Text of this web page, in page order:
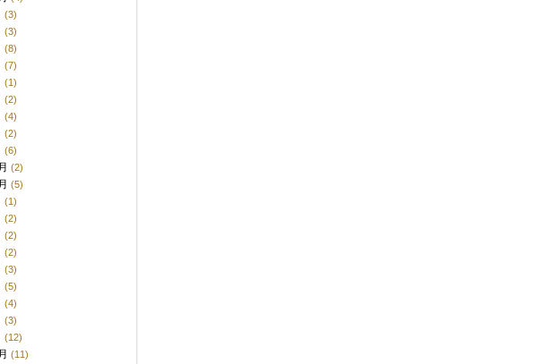
(3)
(3)
(8)
(7)
(1)
(2)
(4)
(2)
(6)
(2)
(5)
(1)
(2)
(2)
(2)
(3)
(5)
(4)
(3)
(12)
(11)